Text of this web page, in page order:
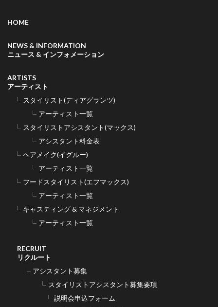
HOME
NEWS & INFORMATION
ニュース & インフォメーション
ARTISTS
アーティスト
スタイリスト(ディアグランツ)
アーティスト一覧
スタイリストアシスタント(マックス)
アシスタント料金表
ヘアメイク(イグルー)
アーティスト一覧
フードスタイリスト(エフマックス)
アーティスト一覧
キャスティング & マネジメント
アーティスト一覧
RECRUIT
リクルート
アシスタント募集
スタイリストアシスタント募集要項
説明会申込フォーム